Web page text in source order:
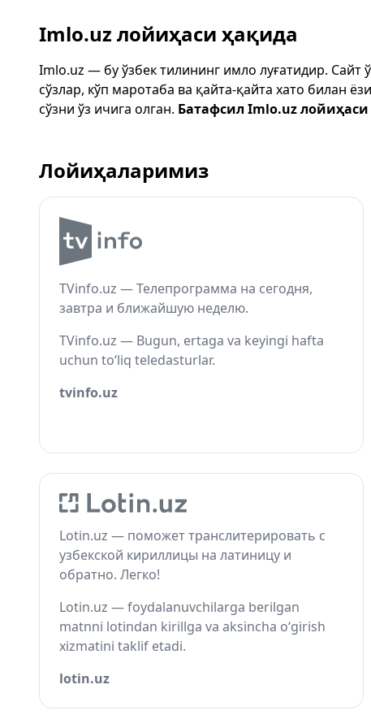
Imlo.uz лойиҳаси ҳақида
Imlo.uz — бу ўзбек тилининг имло луғатидир. Сайт
сўзлар, кўп маротаба ва қайта-қайта хато билан
сўзни ўз ичига олган. Батафсил Imlo.uz
Лойиҳаларимиз
TVinfo.uz — Телепрограмма на сегодня,
завтра и ближайшую неделю.
TVinfo.uz — Bugun, ertaga va keyingi hafta
uchun to‘liq teledasturlar.
tvinfo.uz
Lotin.uz — поможет транслитерировать с
узбекской кириллицы на латиницу и
обратно. Легко!
Lotin.uz — foydalanuvchilarga berilgan
matnni lotindan kirillga va aksincha o‘girish
xizmatini taklif etadi.
lotin.uz